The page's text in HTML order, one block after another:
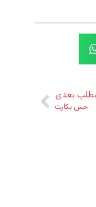
بعدی
حس بکارت